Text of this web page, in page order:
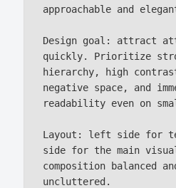
approachable and
Design goal: attract
quickly. Prioritize
hierarchy, high
negative space, and
readability even on
Layout: left side for
side for the main
composition balanced
uncluttered.